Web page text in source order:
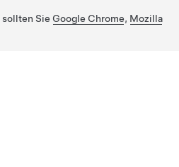
Sie Google Chrome, Mozilla